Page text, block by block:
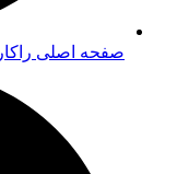
صفحه اصلی راکار